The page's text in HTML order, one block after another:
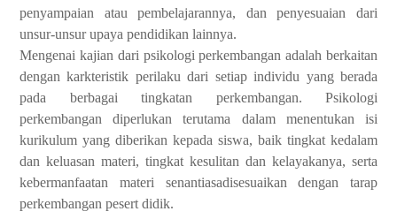
penyampaian atau pembelajarannya, dan penyesuaian dari
unsur-unsur upaya pendidikan lainnya.
Mengenai kajian dari psikologi perkembangan adalah berkaitan
dengan karkteristik perilaku dari setiap individu yang berada
pada berbagai tingkatan perkembangan. Psikologi
perkembangan diperlukan terutama dalam menentukan isi
kurikulum yang diberikan kepada siswa, baik tingkat kedalam
dan keluasan materi, tingkat kesulitan dan kelayakanya, serta
kebermanfaatan materi senantiasadisesuaikan dengan tarap
perkembangan pesert didik.